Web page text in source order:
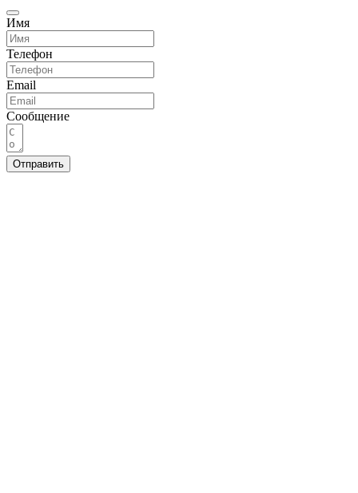
Имя
Телефон
Email
Сообщение
Отправить